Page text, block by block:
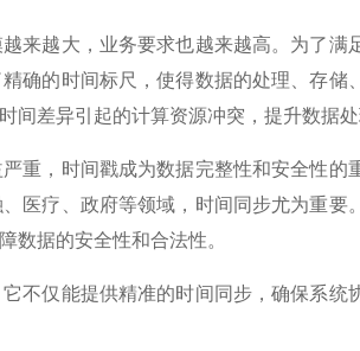
越大，业务要求也越来越高。为了满
确的时间标尺，使得数据的处理、存储
差异引起的计算资源冲突，提升数据处
，时间戳成为数据完整性和安全性的
医疗、政府等领域，时间同步尤为重要
数据的安全性和合法性。
仅能提供精准的时间同步，确保系统